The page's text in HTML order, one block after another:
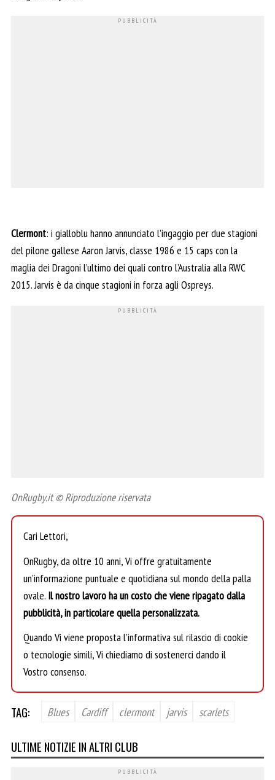
Clermont: i gialloblu hanno annunciato l’ingaggio per due stagioni
del pilone gallese Aaron Jarvis, classe 1986 e 15 caps con la
maglia dei Dragoni l’ultimo dei quali contro l’Australia alla RWC
2015. Jarvis è da cinque stagioni in forza agli Ospreys.
OnRugby.it © Riproduzione riservata
Cari Lettori,
OnRugby, da oltre 10 anni, Vi offre gratuitamente
un’informazione puntuale e quotidiana sul mondo della palla
ovale. Il nostro lavoro ha un costo che viene ripagato dalla
pubblicità, in particolare quella personalizzata.
Quando Vi viene proposta l’informativa sul rilascio di cookie
o tecnologie simili, Vi chiediamo di sostenerci dando il
Vostro consenso.
TAG: Blues Cardiff clermont jarvis scarlets
ULTIME NOTIZIE IN ALTRI CLUB